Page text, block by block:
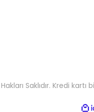
Saklıdır. Kredi kartı